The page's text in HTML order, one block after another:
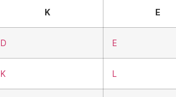
K E
D E
K L